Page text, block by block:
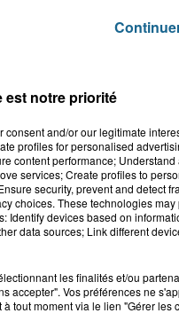
différente avec sa
est notre priorité
and/or our legitimate
profiles for personalised
content performance;
services; Create profiles to
security, prevent and detect
choices. These technologies
Identify devices based on
data sources; Link different
les finalités et/ou
accepter". Vos préférences ne
tout moment via le lien "Gérer les